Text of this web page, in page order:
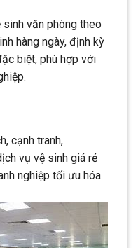
văn phòng theo
hàng ngày, định kỳ
biệt, phù hợp với
cạnh tranh,
vụ vệ sinh giá rẻ
nghiệp tối ưu hóa